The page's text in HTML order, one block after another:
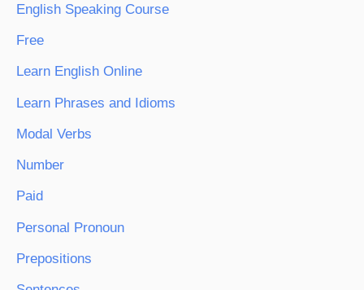
English Speaking Course
Free
Learn English Online
Learn Phrases and Idioms
Modal Verbs
Number
Paid
Personal Pronoun
Prepositions